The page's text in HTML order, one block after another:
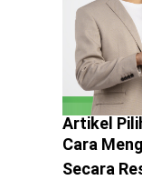
Artikel
Cara
Secara